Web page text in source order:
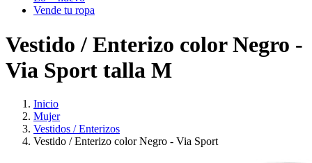
Vende tu ropa
Vestido / Enterizo color Negro -
Via Sport talla M
Inicio
Mujer
Vestidos / Enterizos
Vestido / Enterizo color Negro - Via Sport